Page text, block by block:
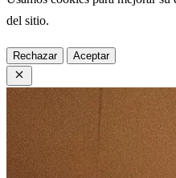
del sitio.
Rechazar Aceptar